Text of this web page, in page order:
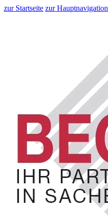
zur Startseite zur Hauptnavigation